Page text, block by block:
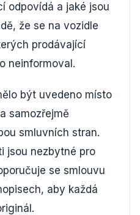
odpovídá a jaké jsou
že se na vozidle
prodávající
neinformoval.
být uvedeno místo
samozřejmě
smluvních stran.
jsou nezbytné pro
se smlouvu
aby každá